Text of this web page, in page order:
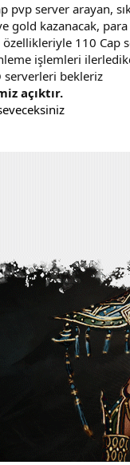
pvp server arayan,
gold kazanacak,
110 Cap
işlemleri
serverleri bekleriz
açıktır.